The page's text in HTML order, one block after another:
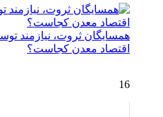
همسایگان ثروت، نیازمند
اقتصاد معدن کجاست؟
16